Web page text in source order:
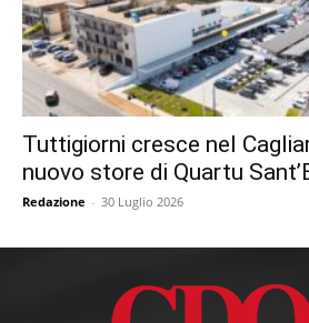
Tuttigiorni cresce nel
nuovo store di Quartu
Redazione - 30 Luglio 2026